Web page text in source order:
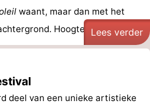
waant, maar dan met het
Hoogtepunten van ...
Lees verder
deel van een unieke artistieke